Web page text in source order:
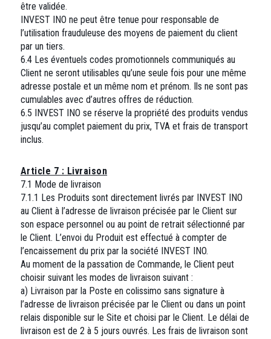
être validée.
INVEST INO ne peut être tenue pour responsable de
l’utilisation frauduleuse des moyens de paiement du client
par un tiers.
6.4 Les éventuels codes promotionnels communiqués au
Client ne seront utilisables qu’une seule fois pour une même
adresse postale et un même nom et prénom. Ils ne sont pas
cumulables avec d’autres offres de réduction.
6.5 INVEST INO se réserve la propriété des produits vendus
jusqu’au complet paiement du prix, TVA et frais de transport
inclus.
Article 7 : Livraison
7.1 Mode de livraison
7.1.1 Les Produits sont directement livrés par INVEST INO
au Client à l’adresse de livraison précisée par le Client sur
son espace personnel ou au point de retrait sélectionné par
le Client. L’envoi du Produit est effectué à compter de
l’encaissement du prix par la société INVEST INO.
Au moment de la passation de Commande, le Client peut
choisir suivant les modes de livraison suivant :
a) Livraison par la Poste en colissimo sans signature à
l’adresse de livraison précisée par le Client ou dans un point
relais disponible sur le Site et choisi par le Client. Le délai de
livraison est de 2 à 5 jours ouvrés. Les frais de livraison sont